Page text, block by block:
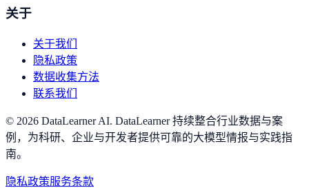
关于
关于我们
隐私政策
数据收集方法
联系我们
© 2026 DataLearner AI. DataLearner 持续整合行业数据与案
例，为科研、企业与开发者提供可靠的大模型情报与实践指
南。
隐私政策服务条款